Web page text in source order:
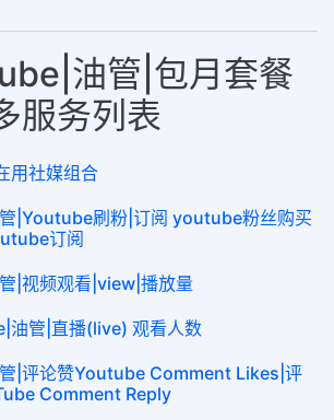
油管|包月套餐
服务列表
用社媒组合
|Youtube刷粉|订阅 youtube粉丝购买
订阅
|视频观看|view|播放量
油管|直播(live) 观看人数
|评论赞Youtube Comment Likes|评
Comment Reply